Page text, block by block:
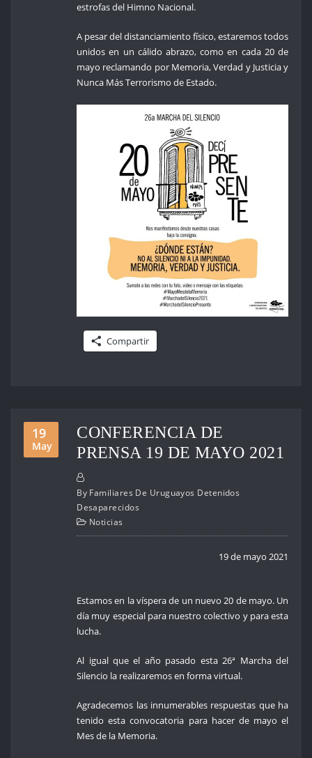
estrofas del Himno Nacional.
A pesar del distanciamiento físico, estaremos todos
unidos en un cálido abrazo, como en cada 20 de
mayo reclamando por Memoria, Verdad y Justicia y
Nunca Más Terrorismo de Estado.
Compartir
19
May
CONFERENCIA DE
PRENSA 19 DE MAYO 2021
By Familiares De Uruguayos Detenidos
Desaparecidos
Noticias
19 de mayo 2021
Estamos en la víspera de un nuevo 20 de mayo. Un
día muy especial para nuestro colectivo y para esta
lucha.
Al igual que el año pasado esta 26ª Marcha del
Silencio la realizaremos en forma virtual.
Agradecemos las innumerables respuestas que ha
tenido esta convocatoria para hacer de mayo el
Mes de la Memoria.